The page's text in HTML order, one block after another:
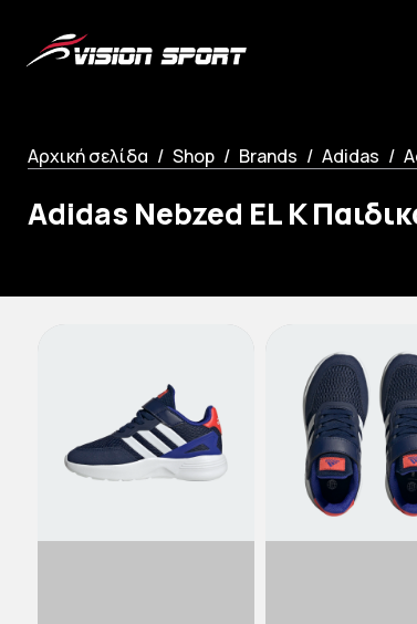
Αρχική σελίδα
Shop Brands Adidas
Adidas Nebzed EL K